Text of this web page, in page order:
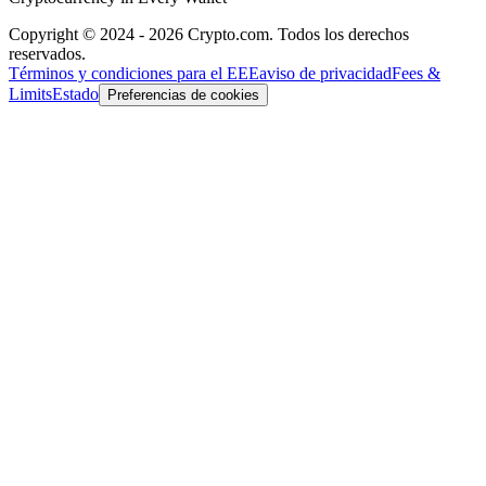
Copyright © 2024 - 2026 Crypto.com. Todos los derechos
reservados.
Términos y condiciones para el EEEaviso de privacidadFees &
LimitsEstado Preferencias de cookies